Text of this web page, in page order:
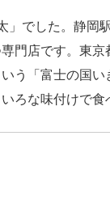
でした。静岡
門店です。東
う「富士の国
ろな味付けで食